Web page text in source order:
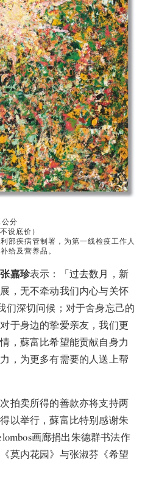
分
设底价）
部疾病管制署，为第一线检疫工作人
给及营养品。
嘉珍表示：「过去数月，新
，无不牵动我们内心与关怀
深切问候；对于舍身忘己的
于身边的挚爱亲友，我们更
，蘇富比希望能贡献自身力
，为更多有需要的人送上帮
拍卖所得的善款亦将支持两
以举行，蘇富比特别感谢朱
画廊捐出朱德群书法作
莫内花园》与张淑芬《希望